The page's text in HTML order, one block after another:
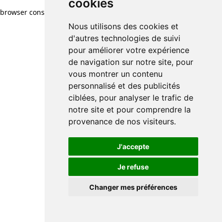
cookies
Nous utilisons des cookies et
d'autres technologies de suivi
pour améliorer votre expérience
de navigation sur notre site, pour
vous montrer un contenu
personnalisé et des publicités
ciblées, pour analyser le trafic de
notre site et pour comprendre la
provenance de nos visiteurs.
J'accepte
Je refuse
Changer mes préférences
browser console for more information)